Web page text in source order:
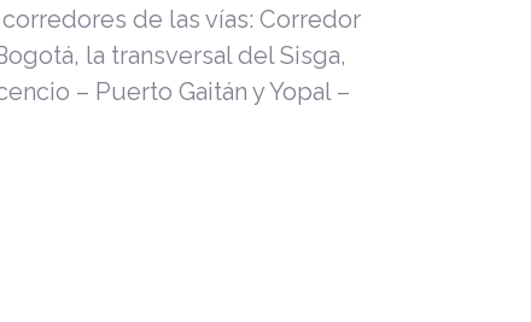
de las vías: Corredor
la transversal del Sisga,
– Puerto Gaitán y Yopal –